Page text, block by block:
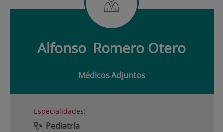
Alfonso Romero Otero
Médicos Adjuntos
Especialidades:
Pediatría